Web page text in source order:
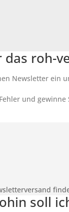
das roh-
Newsletter ein
und
soll